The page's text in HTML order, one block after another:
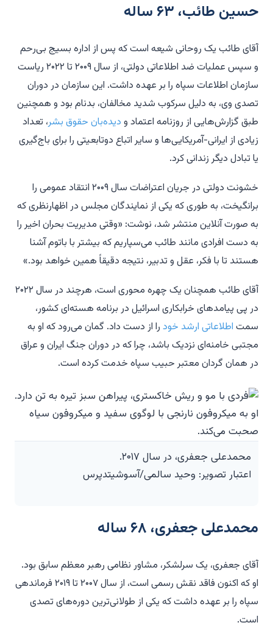
حسین طائب، ۶۳ ساله
آقای طائب یک روحانی شیعه است که پس از اداره بسیج بی‌رحم
و سپس عملیات ضد اطلاعاتی دولتی، از سال ۲۰۰۹ تا ۲۰۲۲ ریاست
سازمان اطلاعات سپاه را بر عهده داشت. این سازمان در دوران
تصدی وی، به دلیل سرکوب شدید مخالفان، بدنام بود و همچنین
طبق گزارش‌هایی از روزنامه اعتماد و دیده‌بان حقوق بشر، تعداد
زیادی از ایرانی-آمریکایی‌ها و سایر اتباع دوتابعیتی را برای باج‌گیری
یا تبادل دیگر زندانی کرد.
خشونت دولتی در جریان اعتراضات سال ۲۰۰۹ انتقاد عمومی را
برانگیخت، به طوری که یکی از نمایندگان مجلس در اظهارنظری که
به صورت آنلاین منتشر شد، نوشت: «وقتی مدیریت بحران اخیر را
به دست افرادی مانند طائب می‌سپاریم که بیشتر با باتوم آشنا
هستند تا با فکر، عقل و تدبیر، نتیجه دقیقاً همین خواهد بود.»
آقای طائب همچنان یک چهره محوری است، هرچند در سال ۲۰۲۲
در پی پیامدهای خرابکاری اسرائیل در برنامه هسته‌ای کشور،
سمت اطلاعاتی ارشد خود را از دست داد. گمان می‌رود که او به
مجتبی خامنه‌ای نزدیک باشد، چرا که در دوران جنگ ایران و عراق
در همان گردان معتبر حبیب سپاه خدمت کرده است.
محمدعلی جعفری، در سال ۲۰۱۷.
اعتبار تصویر: وحید سالمی/آسوشیتدپرس
محمدعلی جعفری، ۶۸ ساله
آقای جعفری، یک سرلشکر، مشاور نظامی رهبر معظم سابق بود.
او که اکنون فاقد نقش رسمی است، از سال ۲۰۰۷ تا ۲۰۱۹ فرماندهی
سپاه را بر عهده داشت که یکی از طولانی‌ترین دوره‌های تصدی
است.